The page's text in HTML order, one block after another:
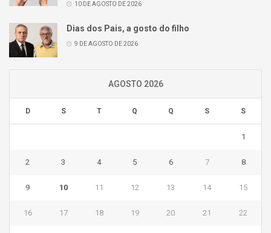
10 DE AGOSTO DE 2026
Dias dos Pais, a gosto do filho
9 DE AGOSTO DE 2026
AGOSTO 2026
D S T Q Q S S
1
2 3 4 5 6 7 8
9 10 11 12 13 14 15
16 17 18 19 20 21 22